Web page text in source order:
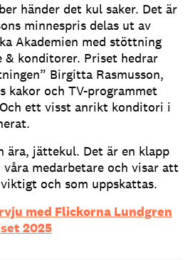
händer det kul saker. Det är
minnespris delas ut av
Akademien med stöttning
& konditorer. Priset hedrar
Birgitta Rasmusson,
kakor och TV-programmet
ett visst anrikt konditori i
ära, jättekul. Det är en klapp
våra medarbetare och visar att
och som uppskattas.
med Flickorna Lundgren
2025